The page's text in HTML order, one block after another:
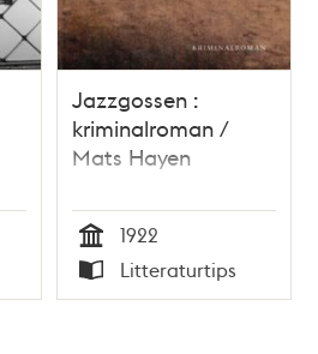
Jazzgossen :
kriminalroman /
Mats Hayen
Tid
1922
Typ
Litteraturtips